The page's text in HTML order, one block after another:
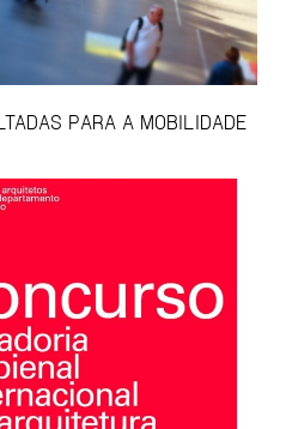
PARA A MOBILIDADE